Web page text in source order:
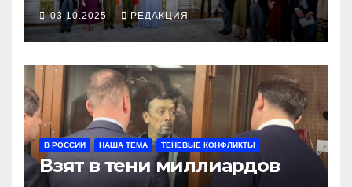
Люксембурга
03.10.2025 РЕДАКЦИЯ
В РОССИИ НАША ТЕМА ТЕНЕВЫЕ КОНФЛИКТЫ
Взят в тени миллиардов